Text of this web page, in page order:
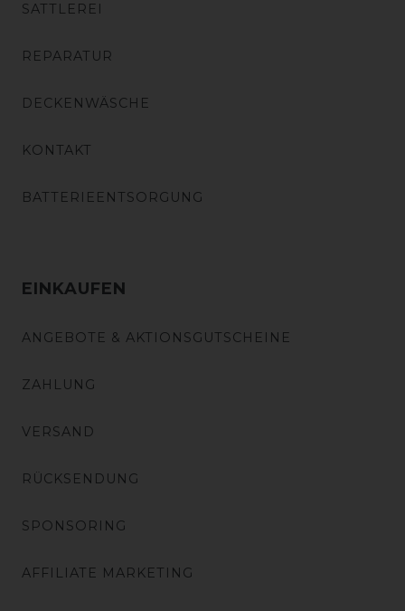
SATTLEREI
REPARATUR
DECKENWÄSCHE
KONTAKT
BATTERIEENTSORGUNG
EINKAUFEN
ANGEBOTE & AKTIONSGUTSCHEINE
ZAHLUNG
VERSAND
RÜCKSENDUNG
SPONSORING
AFFILIATE MARKETING